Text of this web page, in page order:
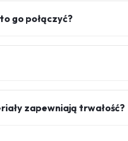
go połączyć?
zapewniają trwałość?